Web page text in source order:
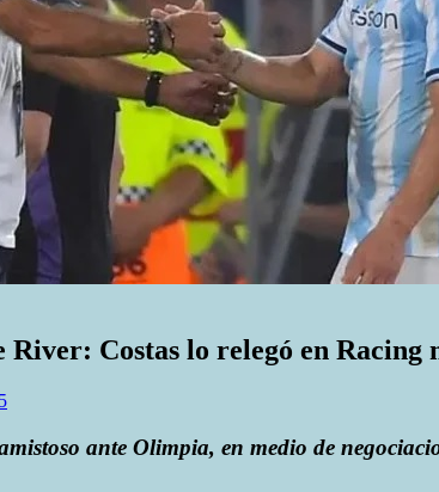
River: Costas lo relegó en Racing
ante Olimpia, en medio de